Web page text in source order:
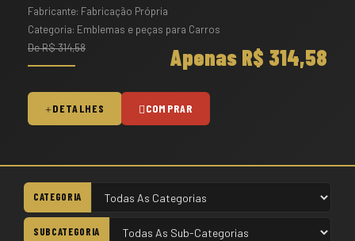
Fabricante: Fabricação Própria
Categoria: Emblemas e peças para Carros
De R$ 314,58
Apenas R$ 314,58
DETALHES COMPRAR
CATEGORIA
SUBCATEGORIA